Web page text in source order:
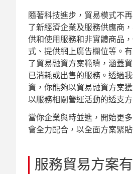
隨著科技進步，貿易模式不
了新經濟企業及服務供應商
供和使用服務和非實體商品
式、提供網上廣告欄位等。
了貿易融資方案範疇，涵蓋
已消耗或出售的服務。透過
資，你能夠以貿易融資方案
以服務相關營運活動的透支方
當你企業與時並進，開始更
會全力配合，以全面方案緊貼
服務貿易方案